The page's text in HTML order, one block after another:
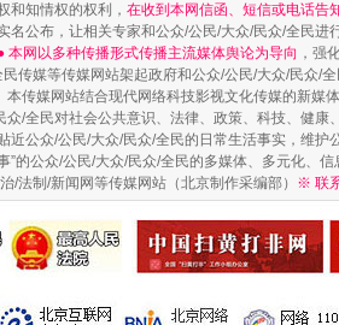
送你一朵
和知情权的权利， 在收到本网信函、短信或电话告
名公布，让相关专家和公众/公民/大众/民众/全民
本网以多种传播形式传播主流媒体舆论为导向 ，强
传媒等传媒网站架起政府和公众/公民/大众/民众/
传媒网站结合现代网络科技影视文化传媒的新
/全民对社会公共意识、法律、政策、科技、健
近公众/公民/大众/民众/全民的日常生活事实，维
”的公众/公民/大众/民众/全民的多媒体、多元化、信
/法制/新闻网等传媒网站（北京制作采编部） ※ 联